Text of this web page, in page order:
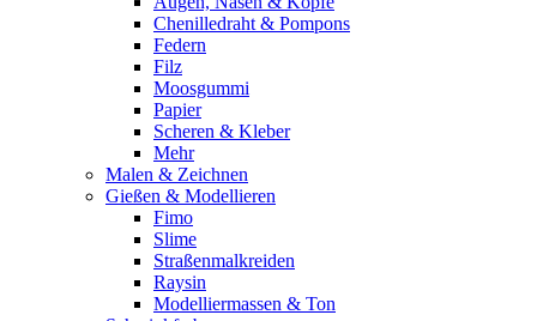
Chenilledraht & Pompons
Federn
Filz
Moosgummi
Papier
Scheren & Kleber
Mehr
Malen & Zeichnen
Gießen & Modellieren
Fimo
Slime
Straßenmalkreiden
Raysin
Modelliermassen & Ton